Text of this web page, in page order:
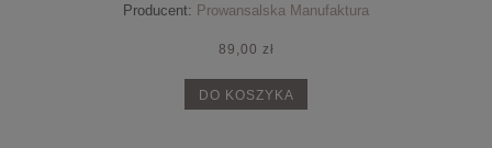
Producent: Prowansalska Manufaktura
89,00 zł
DO KOSZYKA